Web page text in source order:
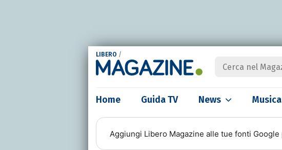
LIBERO /
Home Guida TV News Musica
Aggiungi Libero Magazine alle tue fonti